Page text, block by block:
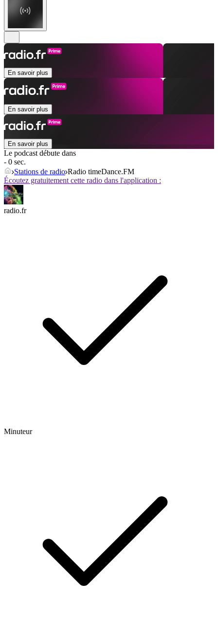
En savoir plus
En savoir plus
En savoir plus
Le podcast débute dans
- 0 sec.
Stations de radio Radio timeDance.FM
Écoutez gratuitement cette radio dans l'application :
radio.fr
Minuteur